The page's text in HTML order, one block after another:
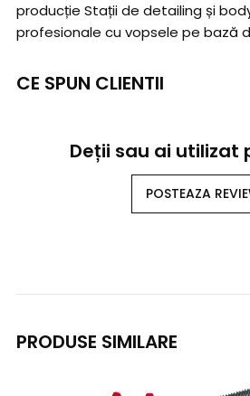
producție Stații de detailing și
profesionale cu vopsele pe bază
CE SPUN CLIENTII
Deții sau ai utilizat
POSTEAZA
PRODUSE SIMILARE